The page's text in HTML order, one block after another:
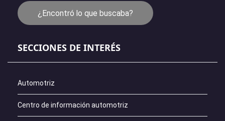
¿Encontró lo que buscaba?
SECCIONES DE INTERÉS
Automotriz
Centro de información automotriz